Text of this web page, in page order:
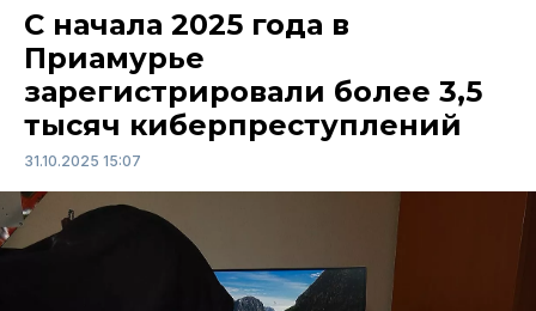
С начала 2025 года в
Приамурье
зарегистрировали более 3,5
тысяч киберпреступлений
31.10.2025 15:07